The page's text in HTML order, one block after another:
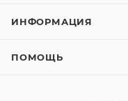
ИНФОРМАЦИЯ
ПОМОЩЬ